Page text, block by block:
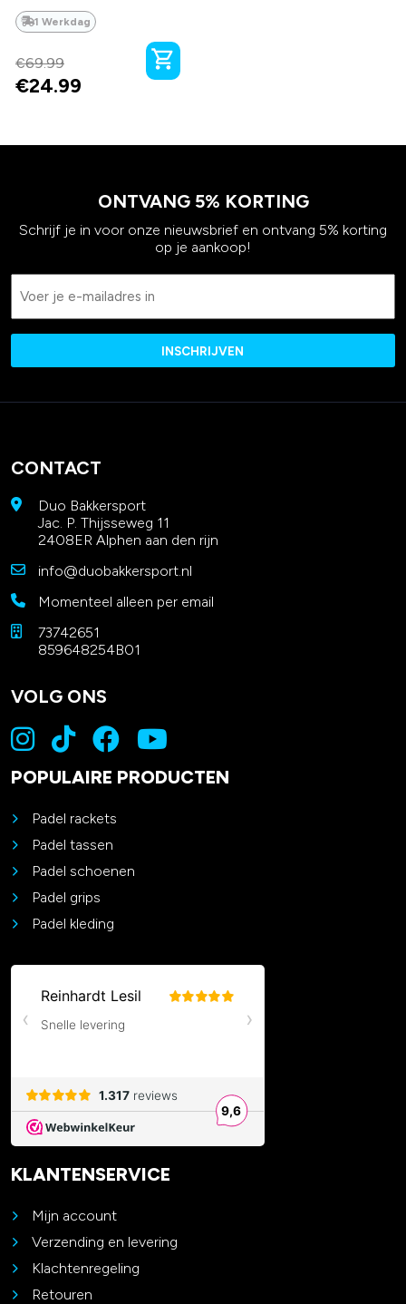
1 Werkdag
€69.99
€24.99
ONTVANG 5% KORTING
Schrijf je in voor onze nieuwsbrief en ontvang 5% korting
op je aankoop!
CONTACT
Duo Bakkersport
Jac. P. Thijsseweg 11
2408ER Alphen aan den rijn
info@duobakkersport.nl
Momenteel alleen per email
73742651
859648254B01
VOLG ONS
POPULAIRE PRODUCTEN
Padel rackets
Padel tassen
Padel schoenen
Padel grips
Padel kleding
KLANTENSERVICE
Mijn account
Verzending en levering
Klachtenregeling
Retouren